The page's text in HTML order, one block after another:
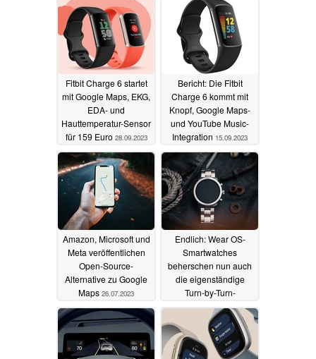
Fitbit Charge 6 startet
mit Google Maps, EKG,
EDA- und
Hauttemperatur-Sensor
für 159 Euro 28.09.2023
Bericht: Die Fitbit
Charge 6 kommt mit
Knopf, Google Maps-
und YouTube Music-
Integration 15.09.2023
Amazon, Microsoft und
Meta veröffentlichen
Open-Source-
Alternative zu Google
Maps 26.07.2023
Endlich: Wear OS-
Smartwatches
beherschen nun auch
die eigenständige
Turn-by-Turn-
Navigation via Google
08.01.2023